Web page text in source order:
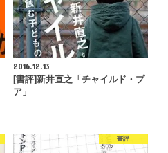
2016.12.13
[書評]新井直之「チャイルド・プ
ア」
書評